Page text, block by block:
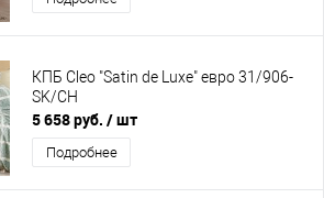
КПБ Cleo "Satin de Luxe" евро 31/906-
SK/CH
5 658 руб. / шт
Подробнее